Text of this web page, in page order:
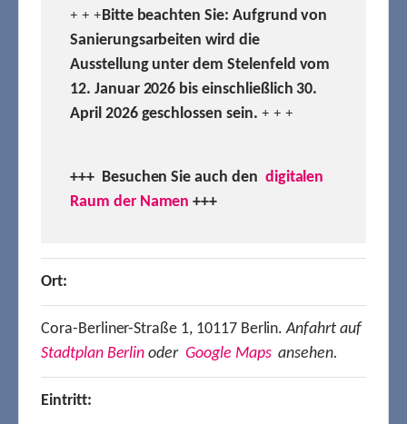
+ + +Bitte beachten Sie: Aufgrund von
Sanierungsarbeiten wird die
Ausstellung unter dem Stelenfeld vom
12. Januar 2026 bis einschließlich 30.
April 2026 geschlossen sein. + + +
+++ Besuchen Sie auch den digitalen
Raum der Namen +++
Ort:
Cora-Berliner-Straße 1, 10117 Berlin.Anfahrt auf
Stadtplan Berlin oder Google Mapsansehen.
Eintritt: